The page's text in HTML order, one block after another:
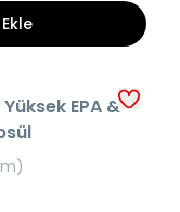
EPA &
)